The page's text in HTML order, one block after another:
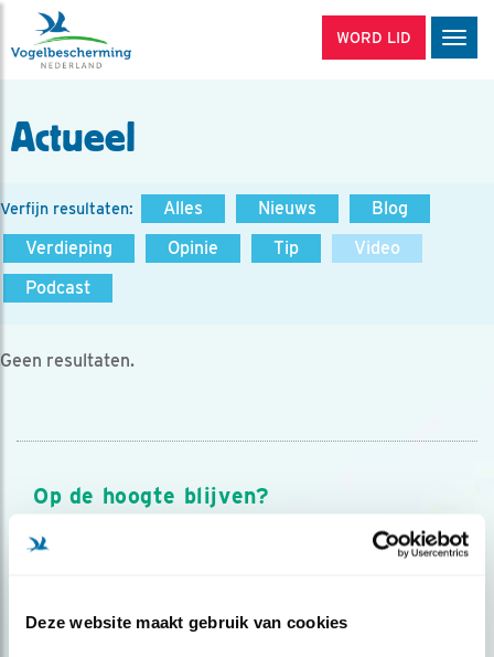
Deze website maakt gebruik van cookies
WORD LID
Actueel
Verfijn resultaten: Alles Nieuws
Blog
Verdieping
Opinie Tip
Video
Podcast
Geen resultaten.
Op de hoogte blijven?
Meld je aan en ontvang nieuws, inspiratie, acties en tips
over vogels en activiteiten van Vogelbescherming.